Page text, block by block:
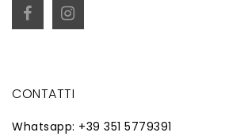
CONTATTI
Whatsapp: +39 351 5779391